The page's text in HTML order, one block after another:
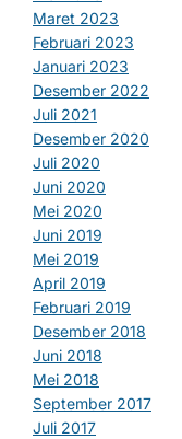
Maret 2023
Februari 2023
Januari 2023
Desember 2022
Juli 2021
Desember 2020
Juli 2020
Juni 2020
Mei 2020
Juni 2019
Mei 2019
April 2019
Februari 2019
Desember 2018
Juni 2018
Mei 2018
September 2017
Juli 2017